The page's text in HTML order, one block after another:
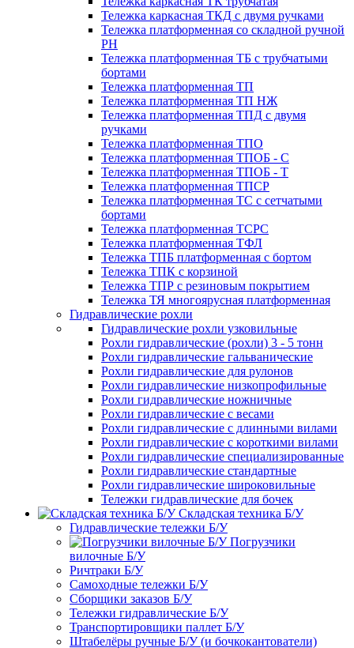
Тележка каркасная ТКД с двумя ручками
Тележка платформенная со складной ручной
PH
Тележка платформенная ТБ с трубчатыми
бортами
Тележка платформенная ТП
Тележка платформенная ТП НЖ
Тележка платформенная ТПД с двумя
ручками
Тележка платформенная ТПО
Тележка платформенная ТПОБ - С
Тележка платформенная ТПОБ - Т
Тележка платформенная ТПСР
Тележка платформенная ТС с сетчатыми
бортами
Тележка платформенная ТСРС
Тележка платформенная ТФЛ
Тележка ТПБ платформенная с бортом
Тележка ТПК с корзиной
Тележка ТПР с резиновым покрытием
Тележка ТЯ многоярусная платформенная
Гидравлические рохли
Гидравлические рохли узковильные
Рохли гидравлические (рохли) 3 - 5 тонн
Рохли гидравлические гальванические
Рохли гидравлические для рулонов
Рохли гидравлические низкопрофильные
Рохли гидравлические ножничные
Рохли гидравлические с весами
Рохли гидравлические с длинными вилами
Рохли гидравлические с короткими вилами
Рохли гидравлические специализированные
Рохли гидравлические стандартные
Рохли гидравлические широковильные
Тележки гидравлические для бочек
Складская техника Б/У
Гидравлические тележки Б/У
Погрузчики
вилочные Б/У
Ричтраки Б/У
Самоходные тележки Б/У
Сборщики заказов Б/У
Тележки гидравлические Б/У
Транспортировщики паллет Б/У
Штабелёры ручные Б/У (и бочкокантователи)